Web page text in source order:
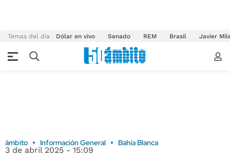
Temas del día Dólar en vivo Senado REM Brasil Javier
ámbito Información General Bahía Blanca
3 de abril 2025 - 15:09